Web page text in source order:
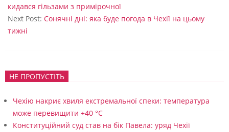
13
кидався гільзами з примірочної
Next Post: Сонячні дні: яка буде погода в Чехії на цьому
тижні
НЕ ПРОПУСТІТЬ
Чехію накриє хвиля екстремальної спеки: температура
може перевищити +40 °C
Конституційний суд став на бік Павела: уряд Чехії